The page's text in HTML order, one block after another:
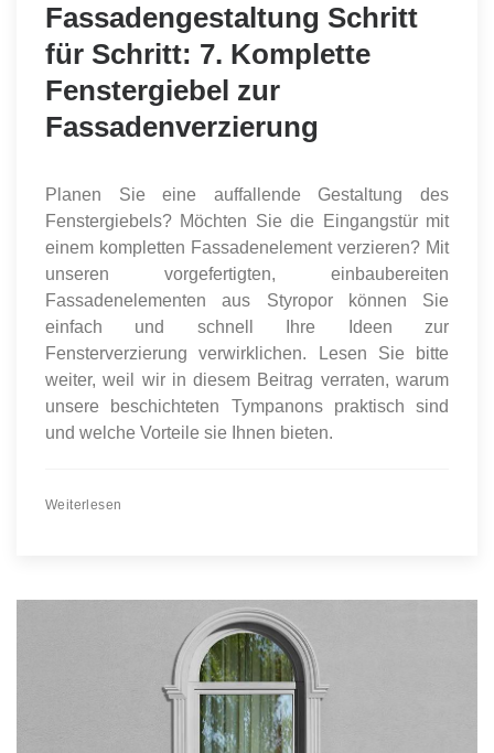
Fassadengestaltung Schritt
für Schritt: 7. Komplette
Fenstergiebel zur
Fassadenverzierung
Planen Sie eine auffallende Gestaltung des
Fenstergiebels? Möchten Sie die Eingangstür mit
einem kompletten Fassadenelement verzieren? Mit
unseren vorgefertigten, einbaubereiten
Fassadenelementen aus Styropor können Sie
einfach und schnell Ihre Ideen zur
Fensterverzierung verwirklichen. Lesen Sie bitte
weiter, weil wir in diesem Beitrag verraten, warum
unsere beschichteten Tympanons praktisch sind
und welche Vorteile sie Ihnen bieten.
Weiterlesen